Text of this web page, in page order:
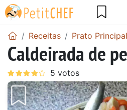
Receitas Prato Principal
Caldeirada de